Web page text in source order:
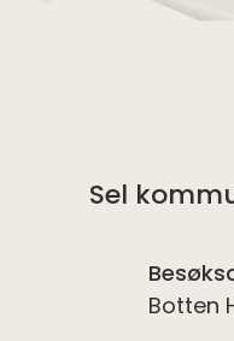
Sel
Botten